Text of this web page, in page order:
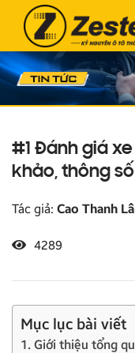
#1 Đánh giá
khảo, thông
Tác giả: Cao Thanh
4289
Mục lục bài viết
1. Giới thiệu tổng